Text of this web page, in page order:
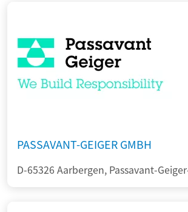
PASSAVANT-GEIGER GMBH
D-65326 Aarbergen, Passavant-